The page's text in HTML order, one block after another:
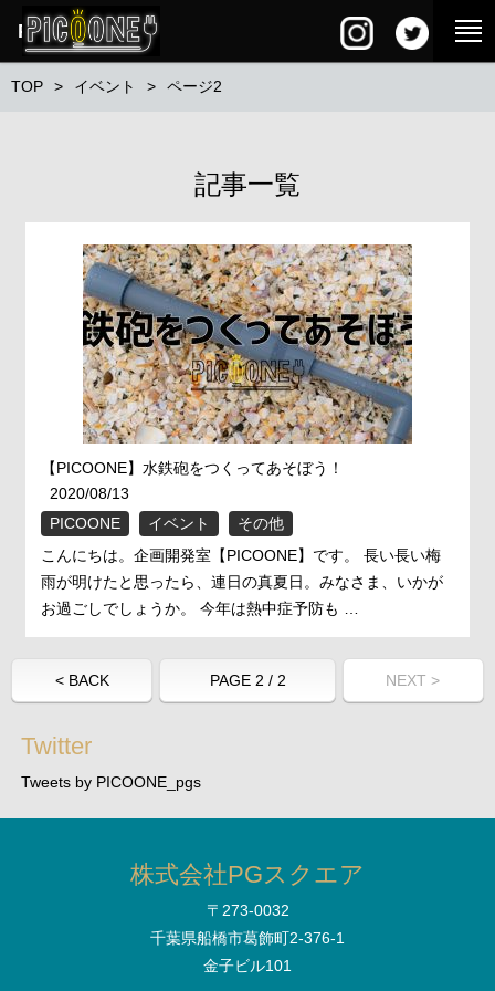
PG SQUARE
TOP イベント ページ2
記事一覧
【PICOONE】水鉄砲をつくってあそぼう！
2020/08/13
PICOONE
イベント
その他
こんにちは。企画開発室【PICOONE】です。 長い長い梅
雨が明けたと思ったら、連日の真夏日。みなさま、いかが
お過ごしでしょうか。 今年は熱中症予防も …
< BACK PAGE 2 / 2 NEXT >
Twitter
Tweets by PICOONE_pgs
株式会社PGスクエア
〒273-0032
千葉県船橋市葛飾町2-376-1
金子ビル101